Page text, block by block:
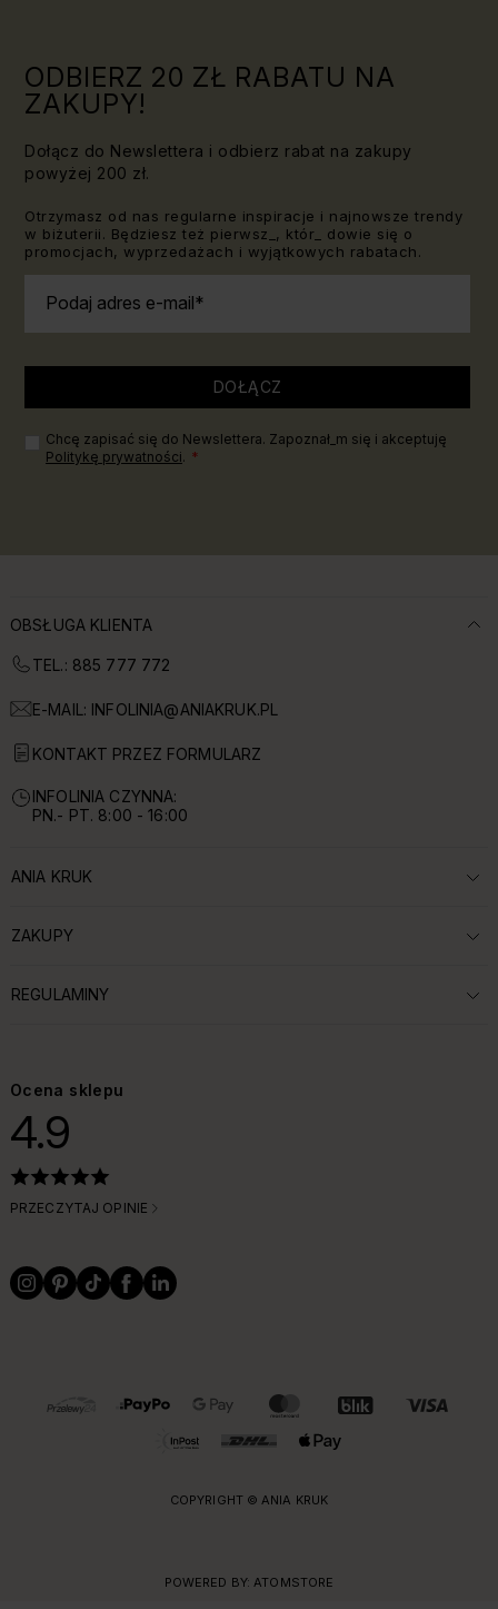
ODBIERZ 20 ZŁ RABATU NA
ZAKUPY!
Dołącz do Newslettera i odbierz rabat na zakupy
powyżej 200 zł.
Otrzymasz od nas regularne inspiracje i najnowsze trendy
w biżuterii. Będziesz też pierwsz_, któr_ dowie się o
promocjach, wyprzedażach i wyjątkowych rabatach.
Podaj adres e-mail
DOŁĄCZ
Chcę zapisać się do Newslettera. Zapoznał_m się i akceptuję
Politykę prywatności.
OBSŁUGA KLIENTA
TEL.: 885 777 772
E-MAIL: INFOLINIA@ANIAKRUK.PL
KONTAKT PRZEZ FORMULARZ
INFOLINIA CZYNNA:
PN.- PT. 8:00 - 16:00
ROZWIŃ SEKCJĘ:
ANIA KRUK
ROZWIŃ SEKCJĘ:
ZAKUPY
ROZWIŃ SEKCJĘ:
REGULAMINY
Ocena sklepu
4.9
PRZECZYTAJ OPINIE
OBSŁUGIWANE FORMY PŁATNOŚCI I DOSTAWY
COPYRIGHT © ANIA KRUK
POWERED BY: ATOMSTORE